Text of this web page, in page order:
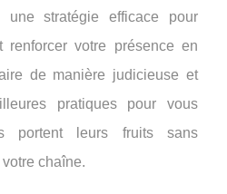
une stratégie efficace pour
renforcer votre présence en
de manière judicieuse et
pratiques pour vous
portent leurs fruits sans
chaîne.